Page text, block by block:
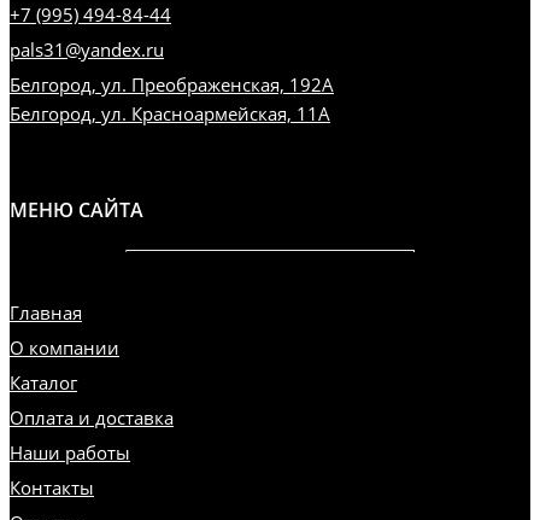
+7 (995) 494-84-44
pals31@yandex.ru
Белгород, ул. Преображенская, 192А
Белгород, ул. Красноармейская, 11А
МЕНЮ САЙТА
Главная
О компании
Каталог
Оплата и доставка
Наши работы
Контакты